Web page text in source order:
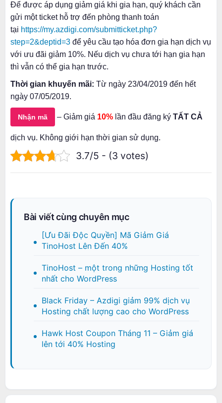
Để được áp dụng giảm giá khi gia hạn, quý khách cần
gửi một ticket hỗ trợ đến phòng thanh toán
tại https://my.azdigi.com/submitticket.php?
step=2&deptid=3 để yêu cầu tạo hóa đơn gia hạn dịch vụ
với ưu đãi giảm 10%. Nếu dịch vụ chưa tới hạn gia hạn
thì vẫn có thể gia hạn trước.
Thời gian khuyến mãi: Từ ngày 23/04/2019 đến hết
ngày 07/05/2019.
Nhận mã – Giảm giá 10% lần đầu đăng ký TẤT CẢ
dịch vụ. Không giới hạn thời gian sử dụng.
3.7/5 - (3 votes)
Bài viết cùng chuyên mục
[Ưu Đãi Độc Quyền] Mã Giảm Giá
TinoHost Lên Đến 40%
TinoHost – một trong những Hosting tốt
nhất cho WordPress
Black Friday – Azdigi giảm 99% dịch vụ
Hosting chất lượng cao cho WordPress
Hawk Host Coupon Tháng 11 – Giảm giá
lên tới 40% Hosting